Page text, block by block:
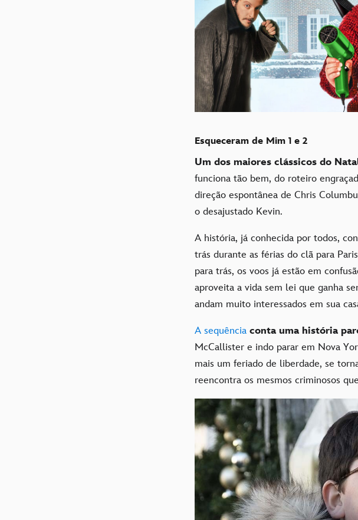
Esqueceram de Mim 1 e 2
Um dos maiores clássicos do
funciona tão bem, do roteiro
direção espontânea de Chris
o desajustado Kevin.
A história, já conhecida por todos,
trás durante as férias do clã para
para trás, os voos já estão em
aproveita a vida sem lei que ganha
andam muito interessados em sua
A sequência conta uma história
McCallister e indo parar em Nova
mais um feriado de liberdade, se
reencontra os mesmos criminosos